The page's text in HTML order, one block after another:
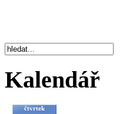
Kalendář
čtvrtek